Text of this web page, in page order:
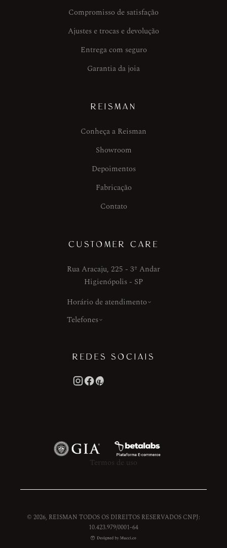
Compromisso de satisfação
Ajustes e trocas e devolução
Entrega com seguro
Garantia da joia
REISMAN
Conheça a Reisman
Showroom
Depoimentos
Fabricação
Contato
CUSTOMER CARE
Rua Aracaju, 225 - 3º Andar
Higienópolis - SP
Horário de atendimento
Telefones
REDES SOCIAIS
Termos de uso
© 2026, REISMAN TODOS OS DIREITOS RESERVADOS CNPJ:
10.423.979/0001-64